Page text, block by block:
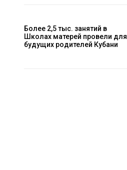
Более 2,5 тыс. занятий в
Школах матерей провели для
будущих родителей Кубани